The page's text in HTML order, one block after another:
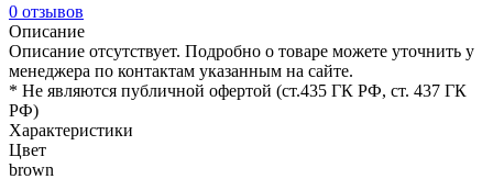
0 отзывов
Описание
Описание отсутствует. Подробно о товаре можете уточнить у
менеджера по контактам указанным на сайте.
* Не являются публичной офертой (ст.435 ГК РФ, cт. 437 ГК
РФ)
Характеристики
Цвет
brown